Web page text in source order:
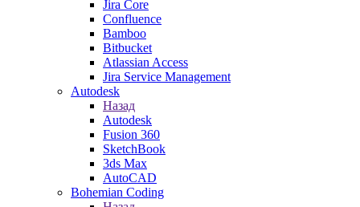
Jira Core
Confluence
Bamboo
Bitbucket
Atlassian Access
Jira Service Management
Autodesk
Назад
Autodesk
Fusion 360
SketchBook
3ds Max
AutoCAD
Bohemian Coding